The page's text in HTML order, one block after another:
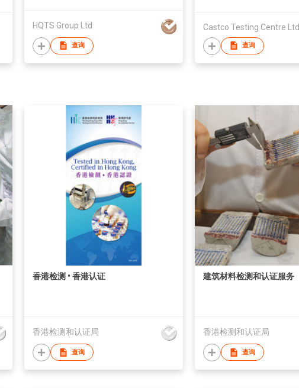
HQTS Group Ltd
查询
Castco Testing Centre Ltd
查询
香港检测 • 香港认证
香港检测和认证局
查询
建筑材料检测和认证服务
香港检测和认证局
查询